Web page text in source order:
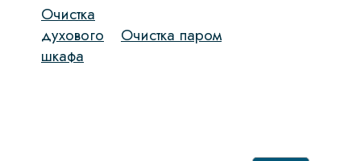
Очистка
духового
шкафа
Очистка паром